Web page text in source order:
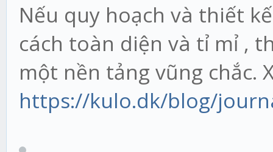
Nếu quy hoạch và thiết
cách toàn diện và tỉ mỉ ,
một nền tảng vũng chắc.
https://kulo.dk/blog/